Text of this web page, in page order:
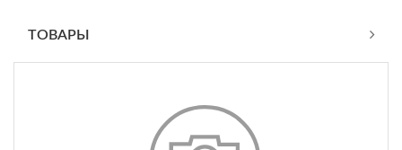
ТОВАРЫ